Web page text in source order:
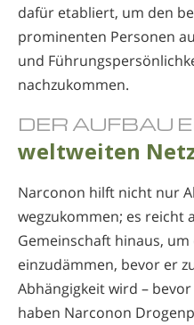
dafür etabliert, um den
prominenten Personen
und
nachzukommen.
DER AUFBAU
weltweiten
Narconon hilft nicht nur
wegzukommen; es reicht
Gemeinschaft hinaus,
einzudämmen, bevor er
Abhängigkeit wird –
haben Narconon